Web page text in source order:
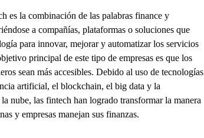
es la combinación de las palabras finance y
a compañías, plataformas o soluciones que
para innovar, mejorar y automatizar los servicios
principal de este tipo de empresas es que los
sean más accesibles. Debido al uso de tecnologías
artificial, el blockchain, el big data y la
nube, las fintech han logrado transformar la manera
y empresas manejan sus finanzas.